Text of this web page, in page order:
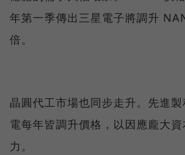
年第一季傳出三星電子將調升
倍。
晶圓代工市場也同步走升。先進
電每年皆調升價格，以因應龐大
力。